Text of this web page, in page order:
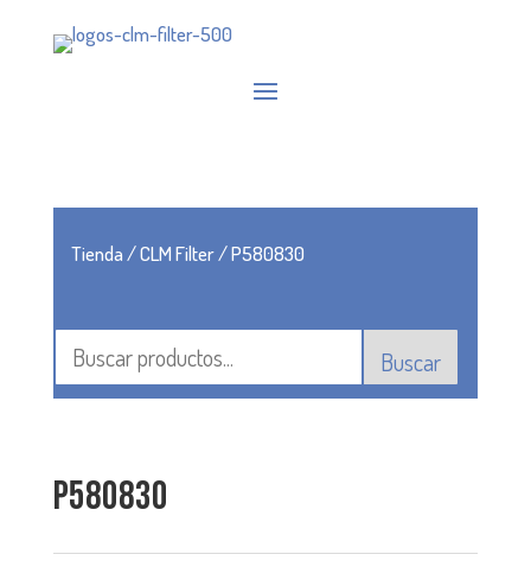
Tienda/CLM Filter/ P580830
Buscar
P580830